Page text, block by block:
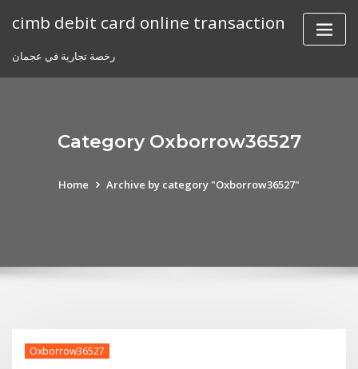
cimb debit card online transaction
رخصة تجارية في عجمان
Category Oxborrow36527
Home Archive by category "Oxborrow36527"
Oxborrow36527